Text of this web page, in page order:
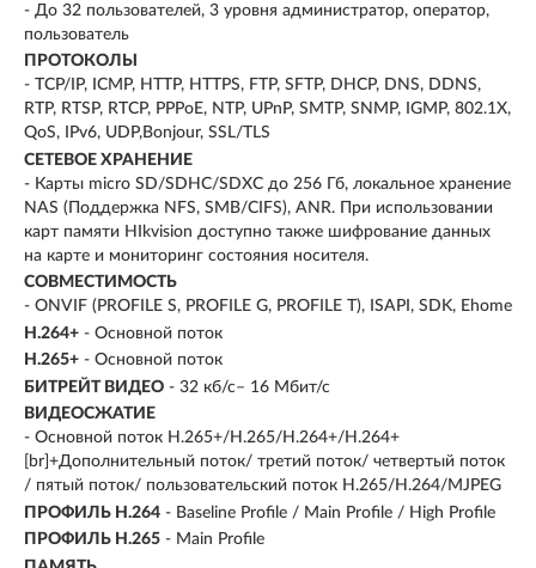
- До 32 пользователей, 3 уровня администратор, оператор,
пользователь
ПРОТОКОЛЫ
- TCP/IP, ICMP, HTTP, HTTPS, FTP, SFTP, DHCP, DNS, DDNS,
RTP, RTSP, RTCP, PPPoE, NTP, UPnP, SMTP, SNMP, IGMP, 802.1X,
QoS, IPv6, UDP,Bonjour, SSL/TLS
СЕТЕВОЕ ХРАНЕНИЕ
- Карты micro SD/SDHC/SDXC до 256 Гб, локальное хранение
NAS (Поддержка NFS, SMB/CIFS), ANR. При использовании
карт памяти HIkvision доступно также шифрование данных
на карте и мониторинг состояния носителя.
СОВМЕСТИМОСТЬ
- ONVIF (PROFILE S, PROFILE G, PROFILE T), ISAPI, SDK, Ehome
H.264+ - Основной поток
H.265+ - Основной поток
БИТРЕЙТ ВИДЕО - 32 кб/с– 16 Мбит/с
ВИДЕОСЖАТИЕ
- Основной поток H.265+/H.265/H.264+/H.264+
[br]+Дополнительный поток/ третий поток/ четвертый поток
/ пятый поток/ пользовательский поток H.265/H.264/MJPEG
ПРОФИЛЬ H.264 - Baseline Profile / Main Profile / High Profile
ПРОФИЛЬ H.265 - Main Profile